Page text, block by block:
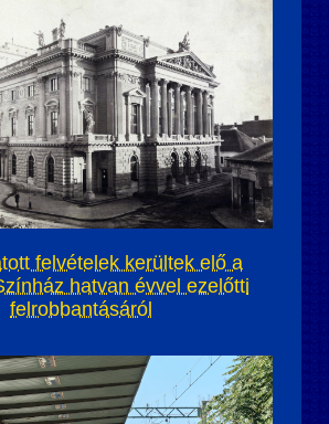
felvételek kerültek elő a
hatvan évvel ezelőtti
felrobbantásáról